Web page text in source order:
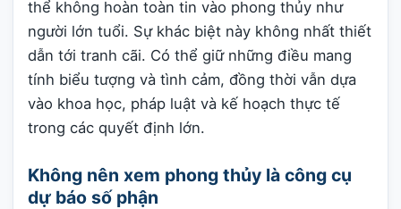
thể không hoàn toàn tin vào phong thủy như
người lớn tuổi. Sự khác biệt này không nhất thiết
dẫn tới tranh cãi. Có thể giữ những điều mang
tính biểu tượng và tình cảm, đồng thời vẫn dựa
vào khoa học, pháp luật và kế hoạch thực tế
trong các quyết định lớn.
Không nên xem phong thủy là công cụ
dự báo số phận